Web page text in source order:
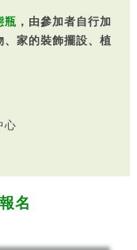
瓶 ，由參加者自行加
家的裝飾擺設、植
心
名